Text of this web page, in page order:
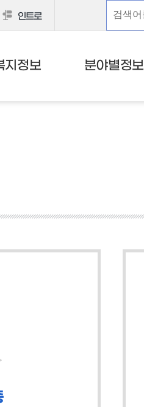
인트로
지정보 분야별정보